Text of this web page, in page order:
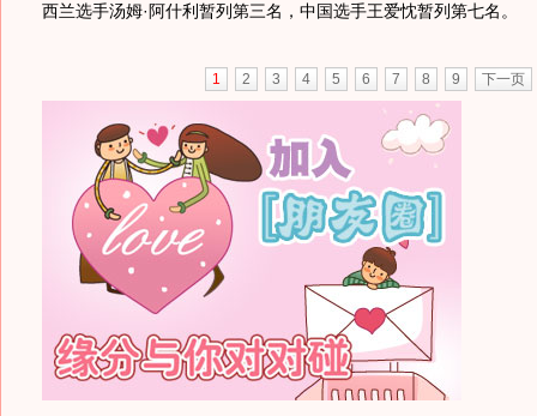
西兰选手汤姆·阿什利暂列第三名，中国选手王爱忱暂列第七名。
1 2 3 4 5 6 7 8 9 下一页